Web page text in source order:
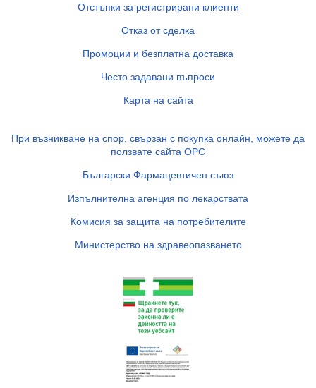
Отстъпки за регистрирани клиенти
Отказ от сделка
Промоции и безплатна доставка
Често задавани въпроси
Карта на сайта
При възникване на спор, свързан с покупка онлайн, можете да
ползвате сайта ОРС
Български Фармацевтичен съюз
Изпълнителна агенция по лекарствата
Комисия за защита на потребителите
Министерство на здравеопазването